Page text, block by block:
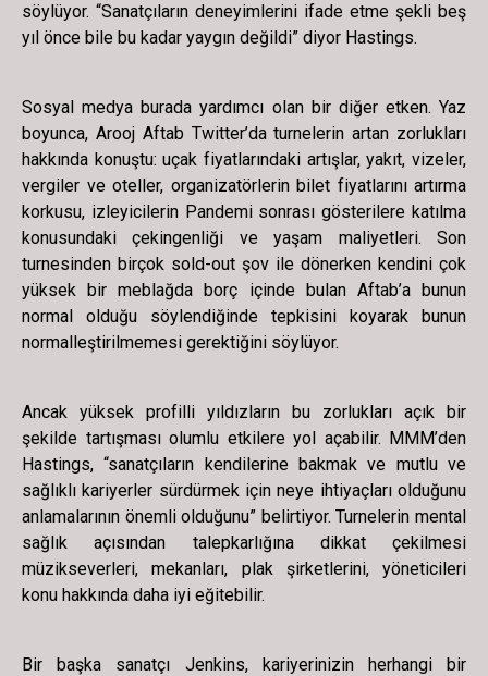
söylüyor. “Sanatçıların deneyimlerini ifade etme şekli beş
yıl önce bile bu kadar yaygın değildi” diyor Hastings.
Sosyal medya burada yardımcı olan bir diğer etken. Yaz
boyunca, Arooj Aftab Twitter’da turnelerin artan zorlukları
hakkında konuştu: uçak fiyatlarındaki artışlar, yakıt, vizeler,
vergiler ve oteller, organizatörlerin bilet fiyatlarını artırma
korkusu, izleyicilerin Pandemi sonrası gösterilere katılma
konusundaki çekingenliği ve yaşam maliyetleri. Son
turnesinden birçok sold-out şov ile dönerken kendini çok
yüksek bir meblağda borç içinde bulan Aftab’a bunun
normal olduğu söylendiğinde tepkisini koyarak bunun
normalleştirilmemesi gerektiğini söylüyor.
Ancak yüksek profilli yıldızların bu zorlukları açık bir
şekilde tartışması olumlu etkilere yol açabilir. MMM’den
Hastings, “sanatçıların kendilerine bakmak ve mutlu ve
sağlıklı kariyerler sürdürmek için neye ihtiyaçları olduğunu
anlamalarının önemli olduğunu” belirtiyor. Turnelerin mental
sağlık açısından talepkarlığına dikkat çekilmesi
müzikseverleri, mekanları, plak şirketlerini, yöneticileri
konu hakkında daha iyi eğitebilir.
Bir başka sanatçı Jenkins, kariyerinizin herhangi bir